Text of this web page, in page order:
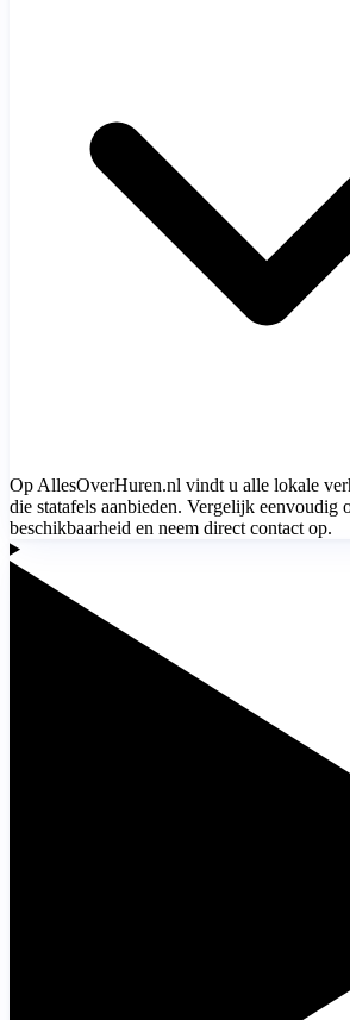
Op AllesOverHuren.nl vindt u alle lokale
die statafels aanbieden. Vergelijk eenvoudig
beschikbaarheid en neem direct contact op.